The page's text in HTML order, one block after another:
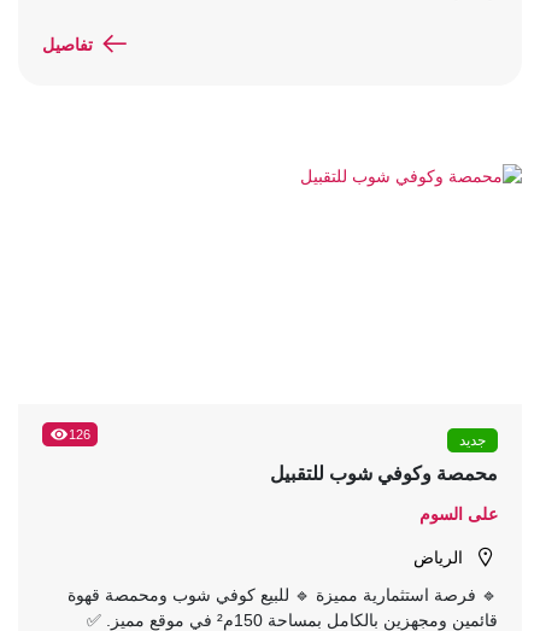
تفاصيل
126 جديد
محمصة وكوفي شوب للتقبيل
على السوم
الرياض
🔹 فرصة استثمارية مميزة 🔹 للبيع كوفي شوب ومحمصة قهوة
قائمين ومجهزين بالكامل بمساحة 150م² في موقع مميز. ✅